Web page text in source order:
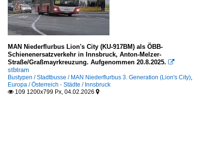
MAN Niederflurbus Lion's City (KU-917BM) als ÖBB-
Schienenersatzverkehr in Innsbruck, Anton-Melzer-
Straße/Graßmayrkreuzung. Aufgenommen 20.8.2025. 
stbtram
Bustypen / Stadtbusse / MAN Niederflurbus 3. Generation (Lion's City)
Europa / Österreich - Städte / Innsbruck
 109 1200x799 Px, 04.02.2026 